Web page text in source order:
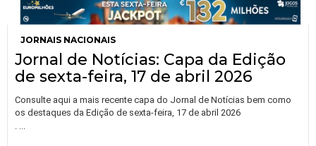
JORNAIS NACIONAIS
Jornal de Notícias: Capa da Edição
de sexta-feira, 17 de abril 2026
Consulte aqui a mais recente capa do Jornal de Notícias bem como
os destaques da Edição de sexta-feira, 17 de abril 2026
.